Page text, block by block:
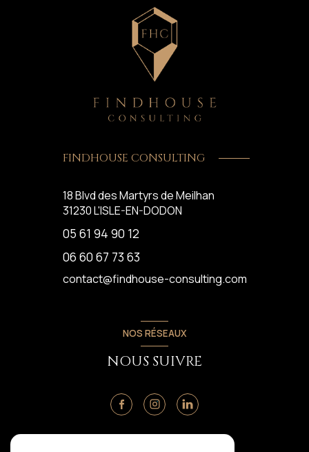
FINDHOUSE CONSULTING
18 Blvd des Martyrs de Meilhan
31230L'ISLE-EN-DODON
05 61 94 90 12
06 60 67 73 63
contact@findhouse-consulting.com
NOS RÉSEAUX
NOUS SUIVRE